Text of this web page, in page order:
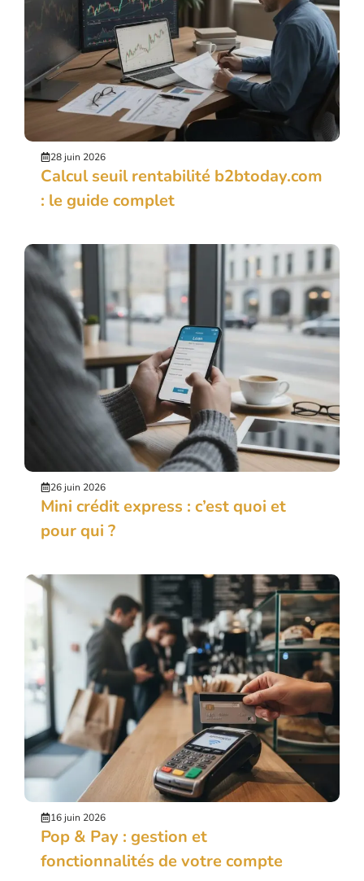
28 juin 2026
Calcul seuil rentabilité b2btoday.com
: le guide complet
26 juin 2026
Mini crédit express : c’est quoi et
pour qui ?
16 juin 2026
Pop & Pay : gestion et
fonctionnalités de votre compte